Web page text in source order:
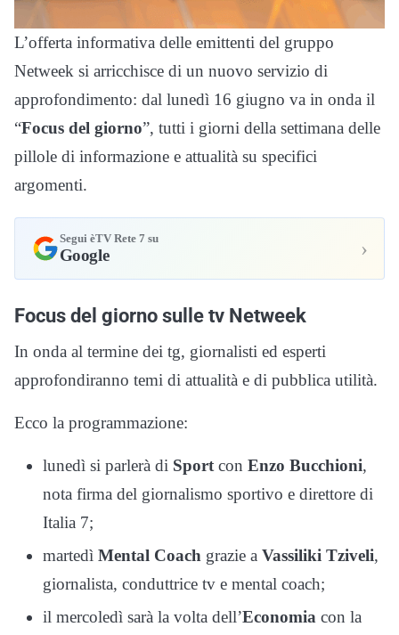
L’offerta informativa delle emittenti del gruppo
Netweek si arricchisce di un nuovo servizio di
approfondimento: dal lunedì 16 giugno va in onda il
“Focus del giorno”, tutti i giorni della settimana delle
pillole di informazione e attualità su specifici
argomenti.
Segui èTV Rete 7 su
Google ›
Focus del giorno sulle tv Netweek
In onda al termine dei tg, giornalisti ed esperti
approfondiranno temi di attualità e di pubblica utilità.
Ecco la programmazione:
lunedì si parlerà di Sportcon Enzo Bucchioni,
nota firma del giornalismo sportivo e direttore di
Italia 7;
martedì Mental Coach grazie a Vassiliki Tziveli,
giornalista, conduttrice tv e mental coach;
il mercoledì sarà la volta dell’Economia con la